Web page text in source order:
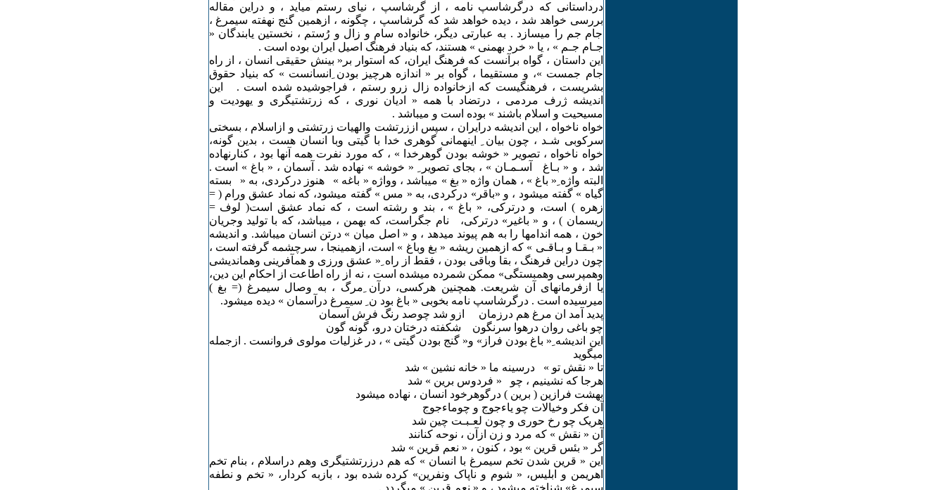
درداستانی که درگرشاسپ نامه ، از گرشاسپ ، نیای رستم میاید ، و دراین مقاله
بررسی خواهد شد ، دیده خواهد شد که گرشاسپ ، چگونه ، ازهمین گنج نهفته سیمرغ ،
جام جم را میسازد . به عبارتی دیگر، خانواده سام و زال و رُستم ، نخستین یابندگان «
جـام جـم » ، یا « خرد بهمنی » هستند، که بنیاد فرهنگ اصیل ایران بوده است .
این داستان ، گواه برآنست که فرهنگ ایران، که استوار بر« بینش حقیقی انسان ، از راه
جام جمست »، و مستقیما ، گواه بر « اندازه هرچیز بودن ِانسانست » که بنیاد حقوق
بشریست ، فرهنگیست که ازخانواده زال زرو رستم ، فراجوشیده شده است . این
اندیشه ژرف مردمی ، درتضاد با همه « ادیان نوری ، که زرتشتیگری و یهودیت و
مسیحیت و اسلام باشند » بوده است و میباشد .
خواه ناخواه ، این اندیشه درایران ، سپس اززرتشت والهیات زرتشتی و ازاسلام ، بسختی
سرکوبی شـد ، چون بیان ِ اینهمانی گوهری خدا با گیتی وبا انسان هست ، بدین گونه،
خواه ناخواه ، تصویر « خوشه بودن گوهرخدا » ، که مورد نفرت همه آنها بود ، کنارنهاده
شد ، و « بـاغ آسـمـان » ، بجای تصویر ِ « خوشه » نهاده شد . آسمان ، « باغ » است .
البته واژه ِ« باغ » ، همان واژه « بغ » میباشد ، وواژه « باغه » هنوز درکردی، به « بسته
گیاه » گفته میشود ، و «باقر» درکردی، به « مس » گفته میشود، که نماد عشق ورام ( =
زهره ) است، و درترکی، « باغ » ، بند و رشته است ، که نماد عشق است( لوف =
ریسمان ) ، و « باغیر» درترکی، نام جگراست، که بهمن ، میباشد، که با تولید وجریان
خون ، همه اندامها را به هم پیوند میدهد ، و « اصل میان » درتن انسان میباشد. و اندیشه
« بـقـا و بـاقـی » که ازهمین ریشه « بغ وباغ » است، ازهمینجا ، سرچشمه گرفته است ،
چون دراین فرهنگ ، بقا وباقی بودن ، فقط از راه ِ« عشق ورزی و همآفرینی وهماندیشی
وهمپرسی وهمبستگی» ممکن شمرده میشده است ، نه از راه اطاعت از احکام این دین،
یا ازفرمانهای آن شریعت. همچنین هرکسی، درآن ِمرگ ، به وصال سیمرغ (= بغ )
میرسیده است . درگرشاسپ نامه بخوبی « باغ بود ن ِ سیمرغ درآسمان » دیده میشود.
پدید آمد ان مرغ هم درزمان ازو شد چوصد رنگ فرش آسمان
چو باغی روان درهوا سرنگون شکفته درختان درو، گونه گون
این اندیشه ِ« باغ بودن فراز» و« گنج بودن گیتی » ، در غزلیات مولوی فروانست . ازجمله
میگوید
تا « نقش تو » درسینه ما « خانه نشین » شد
هرجا که نشینیم ، چو « فردوس برین » شد
بهشت فرازین ( برین ) درگوهرخود انسان ، نهاده میشود
آن فکر وخیالات چو یاءجوج و چوماءجوج
هریک چو رخ حوری و چون لعـبـت چین شد
آن « نقش » که مرد و زن ازآن ، نوحه کنانند
گر « بئس قرین » بود ، کنون ، « نعم قرین » شد
این « قرین شدن تخم سیمرغ با انسان » که هم درزرتشتیگری وهم دراسلام ، بنام تخم
اهریمن و ابلیس، « شوم و ناپاک ونفرین» کرده شده بود ، بازبه کردار، « تخم و نطفه
سیمرغ» شناخته میشود ، و « نعم قرین » میگردد .